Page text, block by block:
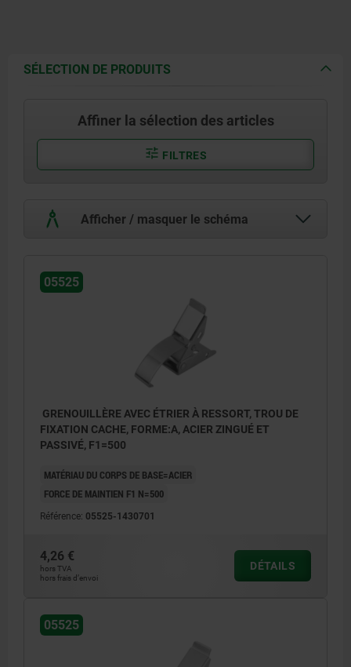
SÉLECTION DE PRODUITS
Affiner la sélection des articles
FILTRES
Afficher / masquer le schéma
05525
GRENOUILLÈRE AVEC ÉTRIER À RESSORT, TROU DE
FIXATION CACHE, FORME:A, ACIER ZINGUÉ ET
PASSIVÉ, F1=500
MATÉRIAU DU CORPS DE BASE=ACIER
FORCE DE MAINTIEN F1 N=500
Référence: 05525-1430701
4,26 €
hors TVA
hors frais d’envoi
DÉTAILS
05525